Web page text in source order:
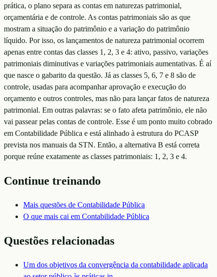
prática, o plano separa as contas em naturezas patrimonial,
orçamentária e de controle. As contas patrimoniais são as que
mostram a situação do patrimônio e a variação do patrimônio
líquido. Por isso, os lançamentos de natureza patrimonial ocorrem
apenas entre contas das classes 1, 2, 3 e 4: ativo, passivo, variações
patrimoniais diminutivas e variações patrimoniais aumentativas. É aí
que nasce o gabarito da questão. Já as classes 5, 6, 7 e 8 são de
controle, usadas para acompanhar aprovação e execução do
orçamento e outros controles, mas não para lançar fatos de natureza
patrimonial. Em outras palavras: se o fato afeta patrimônio, ele não
vai passear pelas contas de controle. Esse é um ponto muito cobrado
em Contabilidade Pública e está alinhado à estrutura do PCASP
prevista nos manuais da STN. Então, a alternativa B está correta
porque reúne exatamente as classes patrimoniais: 1, 2, 3 e 4.
Continue treinando
Mais questões de Contabilidade Pública
O que mais cai em Contabilidade Pública
Questões relacionadas
Um dos objetivos da convergência da contabilidade aplicada